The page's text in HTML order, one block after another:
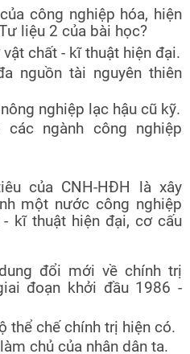
công nghiệp hóa, hiện
liệu 2 của bài học?
chất - kĩ thuật hiện đại.
nguồn tài nguyên thiên
nghiệp lạc hậu cũ kỹ.
các ngành công nghiệp
của CNH-HĐH là xây
một nước công nghiệp
kĩ thuật hiện đại, cơ cấu
đổi mới về chính trị
đoạn khởi đầu 1986 -
thể chế chính trị hiện có.
chủ của nhân dân ta.